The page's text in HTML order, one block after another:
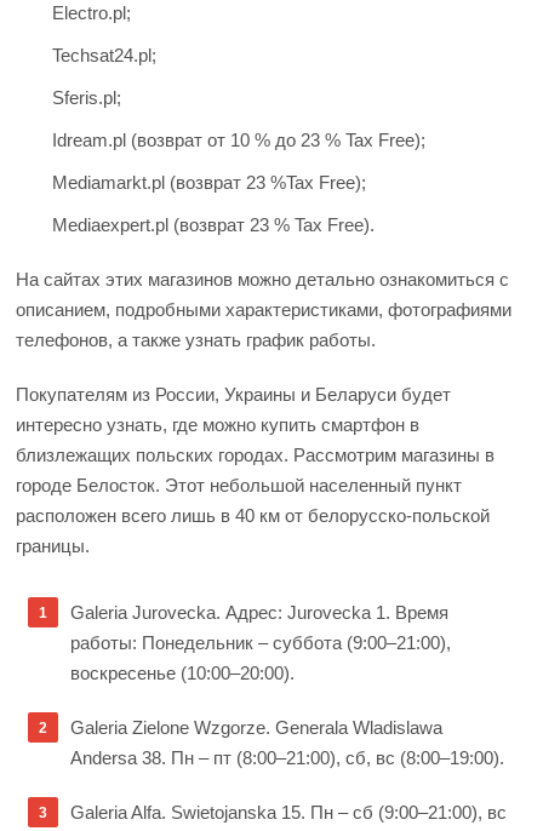
Electro.pl;
Techsat24.pl;
Sferis.pl;
Idream.pl (возврат от 10 % до 23 % Tax Free);
Mediamarkt.pl (возврат 23 %Tax Free);
Mediaexpert.pl (возврат 23 % Tax Free).
На сайтах этих магазинов можно детально ознакомиться с
описанием, подробными характеристиками, фотографиями
телефонов, а также узнать график работы.
Покупателям из России, Украины и Беларуси будет
интересно узнать, где можно купить смартфон в
близлежащих польских городах. Рассмотрим магазины в
городе Белосток. Этот небольшой населенный пункт
расположен всего лишь в 40 км от белорусско-польской
границы.
Galeria Jurovecka. Адрес: Jurovecka 1. Время
работы: Понедельник – суббота (9:00–21:00),
воскресенье (10:00–20:00).
Galeria Zielone Wzgorze. Generala Wladislawa
Andersa 38. Пн – пт (8:00–21:00), сб, вс (8:00–19:00).
Galeria Alfa. Swietojanska 15. Пн – сб (9:00–21:00), вс